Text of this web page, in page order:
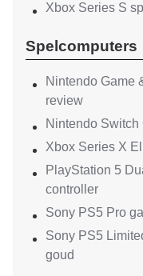
Xbox Series S
Spelcomputers
Nintendo Game
review
Nintendo
Xbox Series X
PlayStation 5
controller
Sony PS5 Pro
Sony PS5
goud